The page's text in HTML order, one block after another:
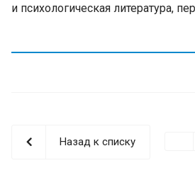
и психологическая литература,
Назад к списку